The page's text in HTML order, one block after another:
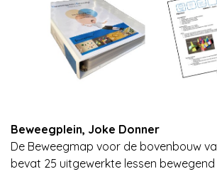
Beweegplein, Joke Donner
De Beweegmap voor de bovenbouw
bevat 25 uitgewerkte lessen